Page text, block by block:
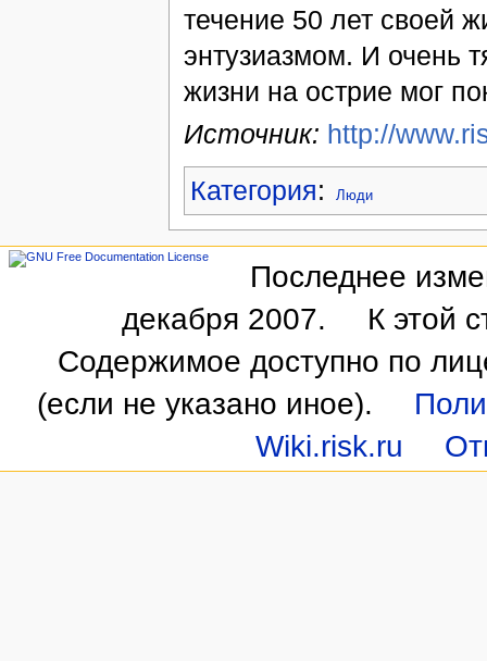
течение 50 лет своей
энтузиазмом. И очень
жизни на острие мог
Источник: http://
Категория: Люди
Последнее
декабря 2007.
К этой
Содержимое доступно по
(если не указано иное).
Wiki.risk.ru